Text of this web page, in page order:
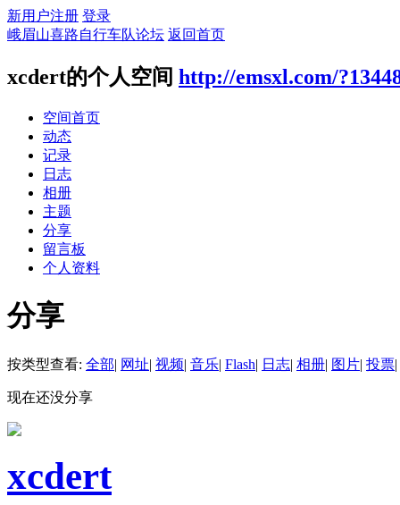
新用户注册 登录
峨眉山喜路自行车队论坛 返回首页
xcdert的个人空间 http://emsxl.com/
空间首页
动态
记录
日志
相册
主题
分享
留言板
个人资料
分享
按类型查看: 全部| 网址| 视频| 音乐| Flash| 日志| 相册| 图片| 投票|
现在还没分享
xcdert